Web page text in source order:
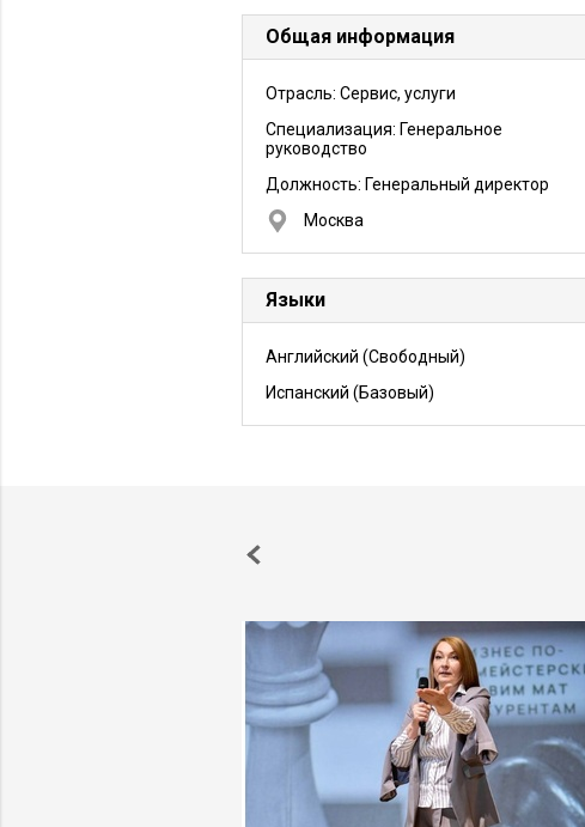
Общая информация
Отрасль: Сервис, услуги
Специализация: Генеральное
руководство
Должность: Генеральный директор
Москва
Языки
Английский (Свободный)
Испанский (Базовый)